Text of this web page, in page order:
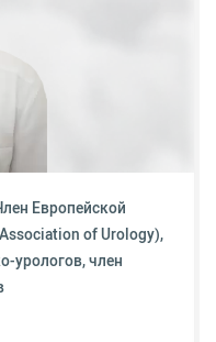
Европейской
of Urology),
урологов, член